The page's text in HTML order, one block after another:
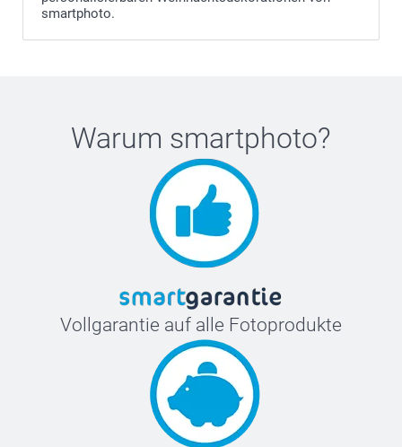
smartphoto.
Warum smartphoto?
Vollgarantie auf alle Fotoprodukte